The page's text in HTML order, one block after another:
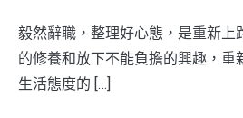
毅然辭職，整理好心態，是重新上
的修養和放下不能負擔的興趣，重
生活態度的 […]